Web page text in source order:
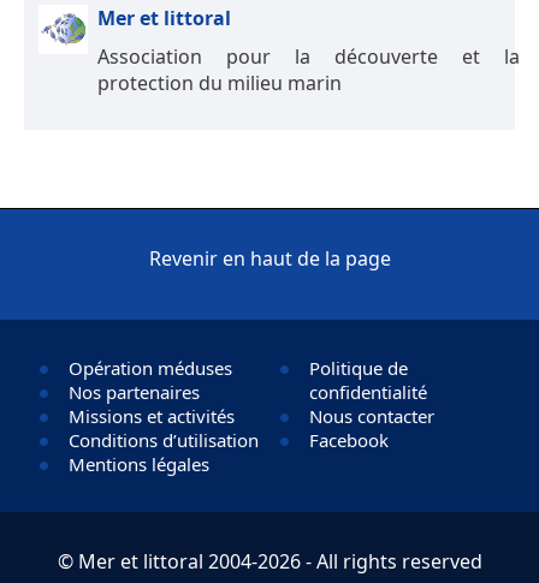
Mer et littoral
Association pour la découverte et la
protection du milieu marin
Revenir en haut de la page
Opération méduses
Nos partenaires
Missions et activités
Conditions d’utilisation
Mentions légales
Politique de
confidentialité
Nous contacter
Facebook
© Mer et littoral 2004-2026 - All rights reserved